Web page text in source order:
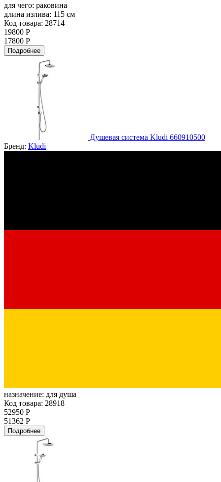
для чего: раковина
длина излива: 115 см
Код товара: 28714
19800 Р
17800 Р
Подробнее
Душевая система Kludi 660910500
Бренд: Kludi
назначение: для душа
Код товара: 28918
52950 Р
51362 Р
Подробнее